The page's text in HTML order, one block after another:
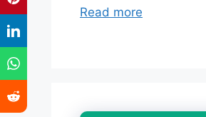
Read more